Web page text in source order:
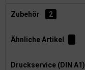
Zubehör 2
Ähnliche Artikel
Druckservice (DIN A1)